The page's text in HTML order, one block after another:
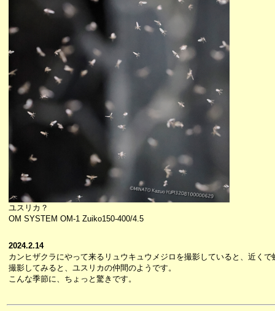
ユスリカ？
OM SYSTEM OM-1 Zuiko150-400/4.5
2024.2.14
カンヒザクラにやって来るリュウキュウメジロを撮影していると、近く
撮影してみると、ユスリカの仲間のようです。
こんな季節に、ちょっと驚きです。